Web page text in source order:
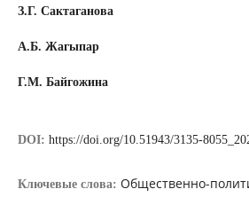
З.Г. Сактаганова
А.Б. Жагыпар
Г.М. Байгожина
DOI: https://doi.org/10.51943/3135-
Ключевые слова: Общественно-